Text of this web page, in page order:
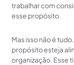
trabalhar com
esse propósito.
Mas isso não é
propósito esteja
organização. Esse